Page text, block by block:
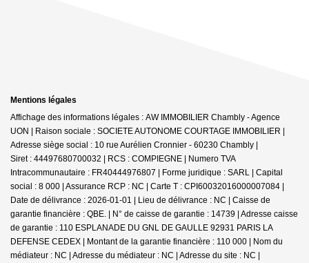
Mentions légales
Affichage des informations légales : AW IMMOBILIER Chambly - Agence
UON | Raison sociale : SOCIETE AUTONOME COURTAGE IMMOBILIER |
Adresse siège social : 10 rue Aurélien Cronnier - 60230 Chambly |
Siret : 44497680700032 | RCS : COMPIEGNE | Numero TVA
Intracommunautaire : FR40444976807 | Forme juridique : SARL | Capital
social : 8 000 | Assurance RCP : NC | Carte T : CPI60032016000007084 |
Date de délivrance : 2026-01-01 | Lieu de délivrance : NC | Caisse de
garantie financière : QBE. | N° de caisse de garantie : 14739 | Adresse caisse
de garantie : 110 ESPLANADE DU GNL DE GAULLE 92931 PARIS LA
DEFENSE CEDEX | Montant de la garantie financière : 110 000 | Nom du
médiateur : NC | Adresse du médiateur : NC | Adresse du site : NC |